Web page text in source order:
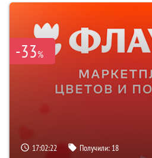
-33%
17:02:21 Получили: 18